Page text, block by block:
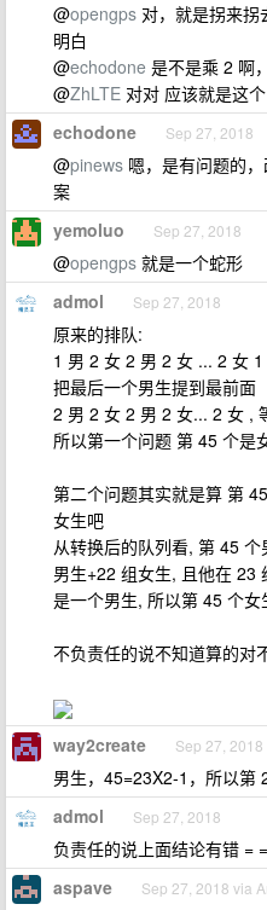
@opengps 对，就是拐来
明白
@echodone 是不是乘 2 啊
@ZhLTE 对对 应该就是这
echodone Sep 27, 2018
@pinews 嗯，是有问题的
案
yemoluo Sep 27, 2018
@opengps 就是一个蛇形
admol Sep 27, 2018
原来的排队:
1 男 2 女 2 男 2 女 ... 2 女
把最后一个男生提到最前面
2 男 2 女 2 男 2 女... 2 女 ,
所以第一个问题 第 45 个是
第二个问题其实就是算 第
女生吧
从转换后的队列看, 第 45
男生+22 组女生, 且他在 23
是一个男生, 所以第 45 个女
不负责任的说不知道算的对
way2create Sep 27, 2018
男生，45=23X2-1，所以第
admol Sep 27, 2018
负责任的说上面结论有错 =
aspave Sep 27, 2018 via